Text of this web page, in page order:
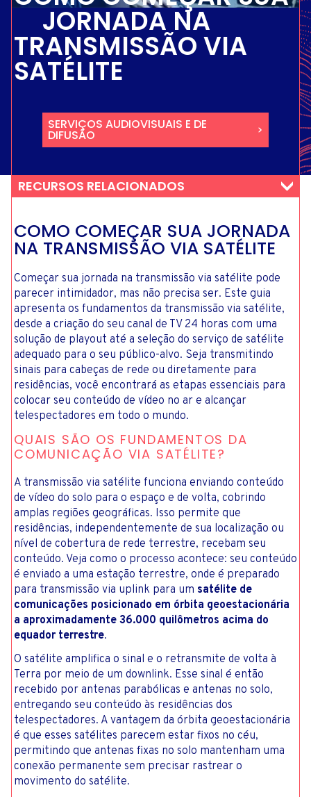
JORNADA NA
TRANSMISSÃO VIA
SATÉLITE
SERVIÇOS AUDIOVISUAIS E DE
DIFUSÃO
RECURSOS RELACIONADOS
COMO COMEÇAR SUA JORNADA
NA TRANSMISSÃO VIA SATÉLITE
Começar sua jornada na transmissão via satélite pode
parecer intimidador, mas não precisa ser. Este guia
apresenta os fundamentos da transmissão via satélite,
desde a criação do seu canal de TV 24 horas com uma
solução de playout até a seleção do serviço de satélite
adequado para o seu público-alvo. Seja transmitindo
sinais para cabeças de rede ou diretamente para
residências, você encontrará as etapas essenciais para
colocar seu conteúdo de vídeo no ar e alcançar
telespectadores em todo o mundo.
QUAIS SÃO OS FUNDAMENTOS DA
COMUNICAÇÃO VIA SATÉLITE?
A transmissão via satélite funciona enviando conteúdo
de vídeo do solo para o espaço e de volta, cobrindo
amplas regiões geográficas. Isso permite que
residências, independentemente de sua localização ou
nível de cobertura de rede terrestre, recebam seu
conteúdo. Veja como o processo acontece: seu conteúdo
é enviado a uma estação terrestre, onde é preparado
para transmissão via uplink para um satélite de
comunicações posicionado em órbita geoestacionária
a aproximadamente 36.000 quilômetros acima do
equador terrestre.
O satélite amplifica o sinal e o retransmite de volta à
Terra por meio de um downlink. Esse sinal é então
recebido por antenas parabólicas e antenas no solo,
entregando seu conteúdo às residências dos
telespectadores. A vantagem da órbita geoestacionária
é que esses satélites parecem estar fixos no céu,
permitindo que antenas fixas no solo mantenham uma
conexão permanente sem precisar rastrear o
movimento do satélite.